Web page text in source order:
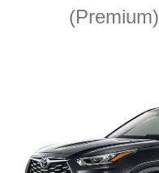
(Premium)